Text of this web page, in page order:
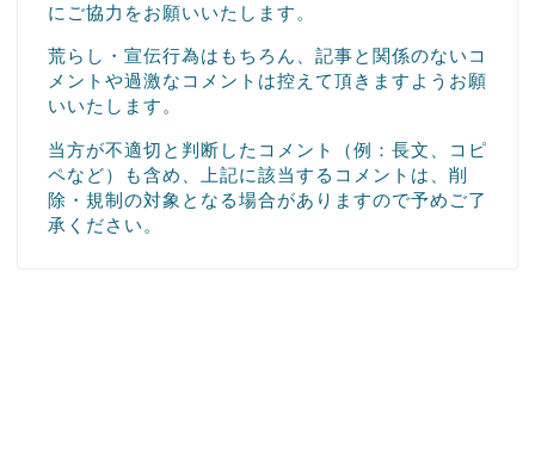
にご協力をお願いいたします。
荒らし・宣伝行為はもちろん、記事と関係のないコ
メントや過激なコメントは控えて頂きますようお願
いいたします。
当方が不適切と判断したコメント（例：長文、コピ
ペなど）も含め、上記に該当するコメントは、削
除・規制の対象となる場合がありますので予めご了
承ください。